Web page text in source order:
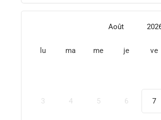
Août
lu ma me je ve
3 4 5 6 7